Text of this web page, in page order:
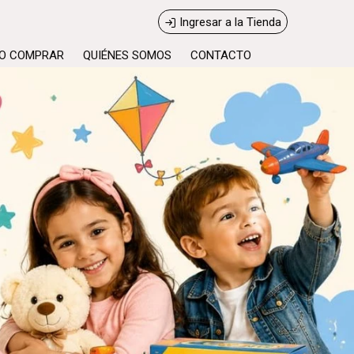
Ingresar a la Tienda
COMPRAR QUIÉNES SOMOS CONTACTO